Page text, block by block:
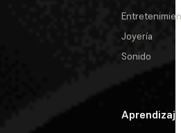
Joyería
Sonido
Aprendizaje